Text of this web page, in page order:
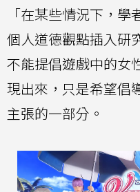
「在某些情況下，
個人道德觀點插入研
不能提倡遊戲中的女
現出來，只是希望倡
主張的一部分。